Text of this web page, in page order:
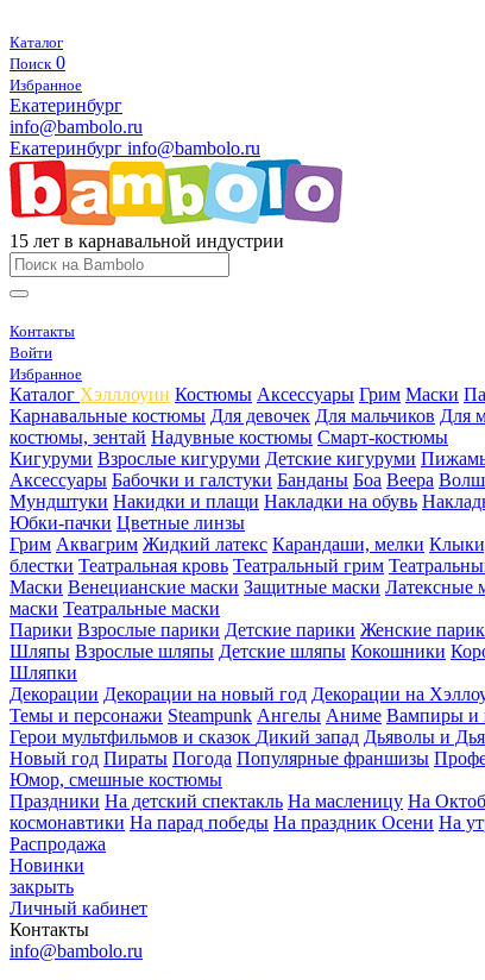
Каталог
Поиск 0
Избранное
Екатеринбург
info@bambolo.ru
Екатеринбург info@bambolo.ru
15 лет в карнавальной индустрии
Контакты
Войти
Избранное
Каталог Хэлллоуин Костюмы Аксессуары Грим Маски
Карнавальные костюмы Для девочек Для мальчиков Для
костюмы, зентай Надувные костюмы Смарт-костюмы
Кигуруми Взрослые кигуруми Детские кигуруми
Аксессуары Бабочки и галстуки Банданы Боа Веера
Мундштуки Накидки и плащи Накладки на обувь
Юбки-пачки Цветные линзы
Грим Аквагрим Жидкий латекс Карандаши, мелки
блестки Театральная кровь Театральный грим
Маски Венецианские маски Защитные маски Латексные
маски Театральные маски
Парики Взрослые парики Детские парики Женские
Шляпы Взрослые шляпы Детские шляпы Кокошники
Шляпки
Декорации Декорации на новый год Декорации на
Темы и персонажи Steampunk Ангелы Аниме Вампиры и
Герои мультфильмов и сказок Дикий запад Дьяволы и
Новый год Пираты Погода Популярные франшизы
Юмор, смешные костюмы
Праздники На детский спектакль На масленицу На
космонавтики На парад победы На праздник Осени На
Распродажа
Новинки
закрыть
Личный кабинет
Контакты
info@bambolo.ru